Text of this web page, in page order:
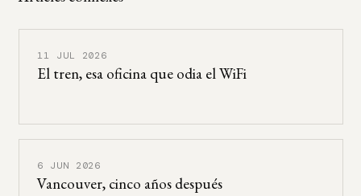
11 JUL 2026
El tren, esa oficina que odia el WiFi
6 JUN 2026
Vancouver, cinco años después